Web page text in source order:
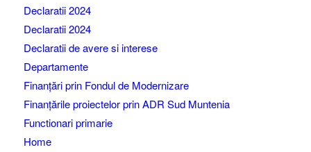
Declaratii 2024
Declaratii 2024
Declaratii de avere si interese
Departamente
Finanțări prin Fondul de Modernizare
Finanțările proiectelor prin ADR Sud Muntenia
Functionari primarie
Home